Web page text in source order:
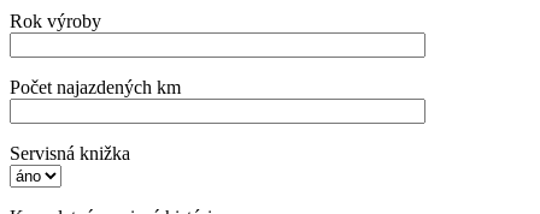
Rok výroby
Počet najazdených km
Servisná knižka